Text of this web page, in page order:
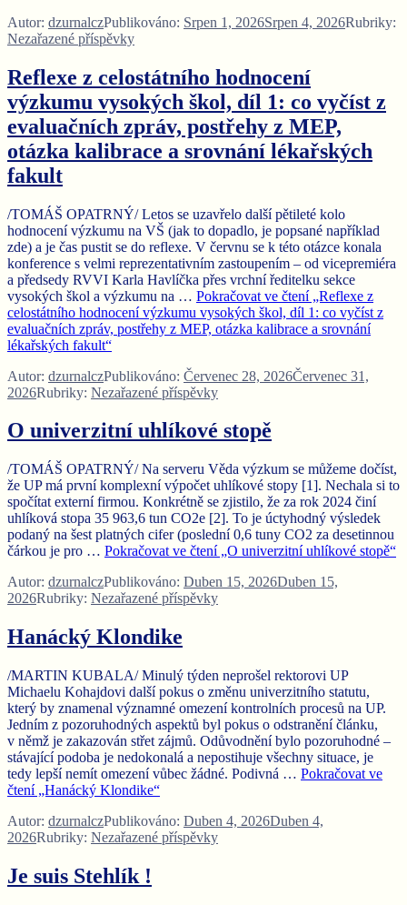
Autor: dzurnalczPublikováno: Srpen 1, 2026Srpen 4, 2026Rubriky:
Nezařazené příspěvky
Reflexe z celostátního hodnocení
výzkumu vysokých škol, díl 1: co vyčíst z
evaluačních zpráv, postřehy z MEP,
otázka kalibrace a srovnání lékařských
fakult
/TOMÁŠ OPATRNÝ/ Letos se uzavřelo další pětileté kolo
hodnocení výzkumu na VŠ (jak to dopadlo, je popsané například
zde) a je čas pustit se do reflexe. V červnu se k této otázce konala
konference s velmi reprezentativním zastoupením – od vicepremiéra
a předsedy RVVI Karla Havlíčka přes vrchní ředitelku sekce
vysokých škol a výzkumu na … Pokračovat ve čtení„Reflexe z
celostátního hodnocení výzkumu vysokých škol, díl 1: co vyčíst z
evaluačních zpráv, postřehy z MEP, otázka kalibrace a srovnání
lékařských fakult“
Autor: dzurnalczPublikováno: Červenec 28, 2026Červenec 31,
2026Rubriky: Nezařazené příspěvky
O univerzitní uhlíkové stopě
/TOMÁŠ OPATRNÝ/ Na serveru Věda výzkum se můžeme dočíst,
že UP má první komplexní výpočet uhlíkové stopy [1]. Nechala si to
spočítat externí firmou. Konkrétně se zjistilo, že za rok 2024 činí
uhlíková stopa 35 963,6 tun CO2e [2]. To je úctyhodný výsledek
podaný na šest platných cifer (poslední 0,6 tuny CO2 za desetinnou
čárkou je pro … Pokračovat ve čtení„O univerzitní uhlíkové stopě“
Autor: dzurnalczPublikováno: Duben 15, 2026Duben 15,
2026Rubriky: Nezařazené příspěvky
Hanácký Klondike
/MARTIN KUBALA/ Minulý týden neprošel rektorovi UP
Michaelu Kohajdovi další pokus o změnu univerzitního statutu,
který by znamenal významné omezení kontrolních procesů na UP.
Jedním z pozoruhodných aspektů byl pokus o odstranění článku,
v němž je zakazován střet zájmů. Odůvodnění bylo pozoruhodné –
stávající podoba je nedokonalá a nepostihuje všechny situace, je
tedy lepší nemít omezení vůbec žádné. Podivná … Pokračovat ve
čtení„Hanácký Klondike“
Autor: dzurnalczPublikováno: Duben 4, 2026Duben 4,
2026Rubriky: Nezařazené příspěvky
Je suis Stehlík !